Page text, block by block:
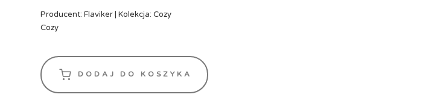
Producent: Flaviker | Kolekcja: Cozy
Cozy
DODAJ DO KOSZYKA